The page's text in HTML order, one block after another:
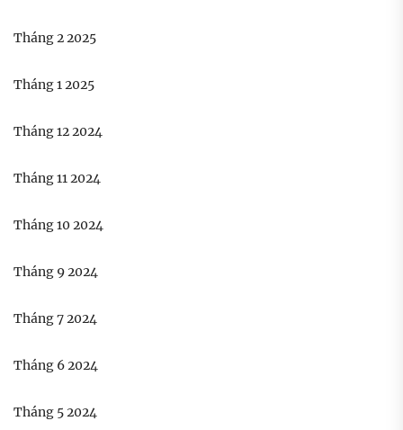
Tháng 2 2025
Tháng 1 2025
Tháng 12 2024
Tháng 11 2024
Tháng 10 2024
Tháng 9 2024
Tháng 7 2024
Tháng 6 2024
Tháng 5 2024